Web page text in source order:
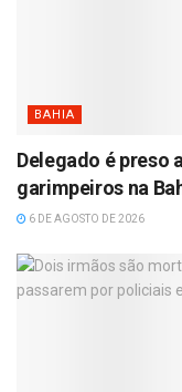
BAHIA
Delegado é preso
garimpeiros na
6 DE AGOSTO DE 2026